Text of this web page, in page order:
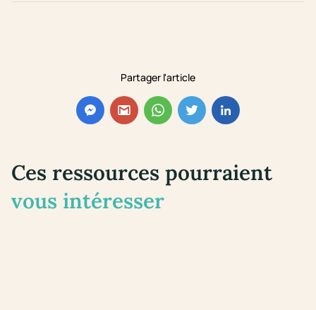
Partager l'article
Ces ressources pourraient
vous intéresser